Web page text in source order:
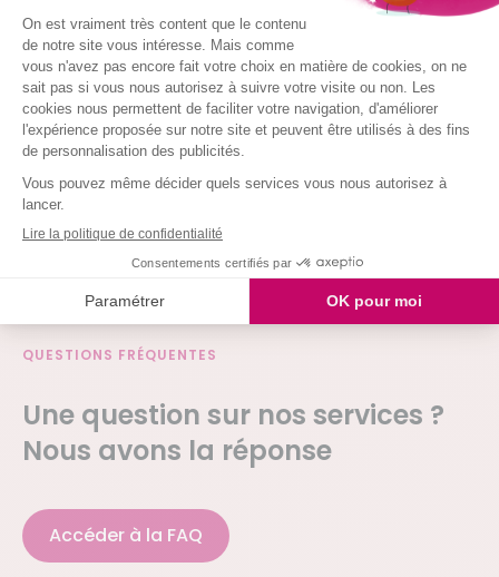
Laver votre vaisselle
Et même arroser vos plantes !
Nous intervenons chez vous à partir de 2h
simultanées
Je demande mon devis
QUESTIONS FRÉQUENTES
Une question sur nos services ?
Nous avons la réponse
Accéder à la FAQ